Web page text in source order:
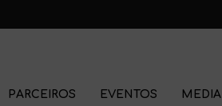
PARCEIROS EVENTOS MEDIA